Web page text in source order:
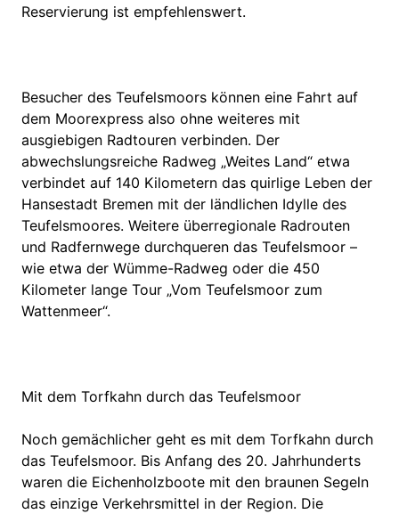
Reservierung ist empfehlenswert.
Besucher des Teufelsmoors können eine Fahrt auf
dem Moorexpress also ohne weiteres mit
ausgiebigen Radtouren verbinden. Der
abwechslungsreiche Radweg „Weites Land“ etwa
verbindet auf 140 Kilometern das quirlige Leben der
Hansestadt Bremen mit der ländlichen Idylle des
Teufelsmoores. Weitere überregionale Radrouten
und Radfernwege durchqueren das Teufelsmoor –
wie etwa der Wümme-Radweg oder die 450
Kilometer lange Tour „Vom Teufelsmoor zum
Wattenmeer“.
Mit dem Torfkahn durch das Teufelsmoor
Noch gemächlicher geht es mit dem Torfkahn durch
das Teufelsmoor. Bis Anfang des 20. Jahrhunderts
waren die Eichenholzboote mit den braunen Segeln
das einzige Verkehrsmittel in der Region. Die